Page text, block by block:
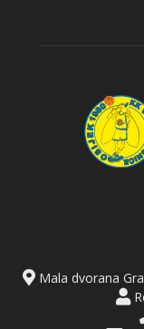
Mala dvorana